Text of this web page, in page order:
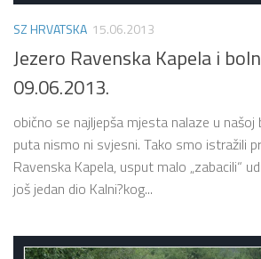
SZ HRVATSKA 15.06.2013
Jezero Ravenska Kapela i
09.06.2013.
obično se najljepša mjesta nalaze u našoj
puta nismo ni svjesni. Tako smo istražili
Ravenska Kapela, usput malo „zabacili“
još jedan dio Kalni?kog...